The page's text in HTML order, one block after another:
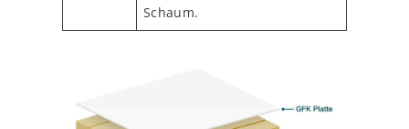
Schaum.